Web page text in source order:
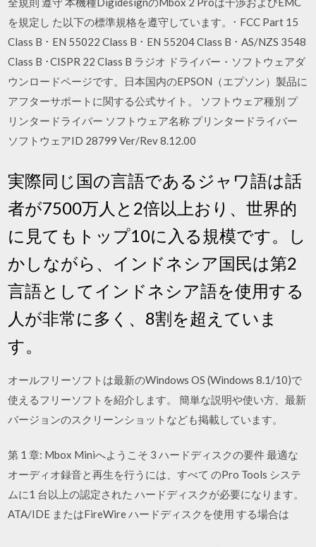
を規定し た以下の標準規格を遵守しています。･ FCC Part 15
Class B ･ EN 55022 Class B ･ EN 55204 Class B ･ AS/NZS 3548
Class B ･CISPR 22 Class B ラジオ ドライバー・ソフトウェアダ
ウンロードページです。日本国内のEPSON（エプソン）製品に
アフターサポートに関する公式サイト。 ソフトウェア種別 プ
リンタードライバー ソフトウェア名称 プリンタードライバー
ソフトウェアID 28799 Ver/Rev 8.12.00
実際同じ国の言語であるジャワ語は話
者が7500万人と2倍以上おり、世界的
に見てもトップ10に入る規模です。し
かしながら、インドネシア国民は第2
言語としてインドネシア語を使用する
人が非常に多く、8割を超えていま
す。
オールフリーソフトは最新のWindows OS (Windows 8.1/10)で
使えるフリーソフトを紹介します。 簡単な説明や使い方、最新
バージョンのスクリーンショットなども掲載しています。
第 1 章: Mbox Miniへようこそ 3 ハードディスクの要件 最適な
オーディオ録音と再生を行うには、すべて のPro Tools システ
ムに1 台以上の認定された ハードディスクが必要になります。
ATA/IDE またはFireWire ハードディスクを使用 する場合は